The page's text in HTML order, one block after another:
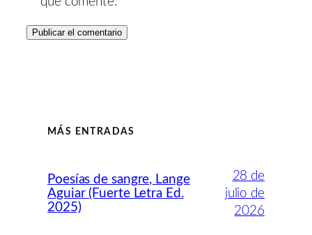
MÁS ENTRADAS
Poesías de sangre, Lange
Aguiar (Fuerte Letra Ed.
2025)
28 de
julio de
2026